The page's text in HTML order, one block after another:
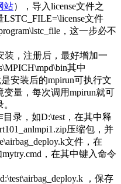
站），导入license文件之
LSTC_FILE=\license文件
，这一步必不
装，注册后，最好增加一
其中
是安装后的mpirun可执行文
变量 ，每次调用mpirun就可
录，如D:\test，在其中释
压缩包，并
文件，在
，在其中键入命令
，保存